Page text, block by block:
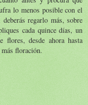
lo menos posible con el
regarlo más, sobre
cada quince días, un
flores, desde ahora hasta
floración.